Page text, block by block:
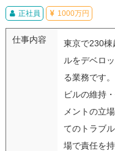
正社員 1000万円
仕事内容
東京で230棟
ルをデベロ
る業務です
ビルの維持
メントの立
てのトラブ
場で責任を